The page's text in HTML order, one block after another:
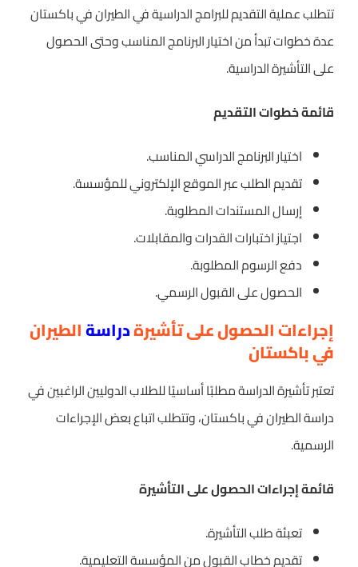
تتطلب عملية التقديم للبرامج الدراسية في الطيران في باكستان
عدة خطوات تبدأ من اختيار البرنامج المناسب وحتى الحصول
على التأشيرة الدراسية.
قائمة خطوات التقديم
اختيار البرنامج الدراسي المناسب.
تقديم الطلب عبر الموقع الإلكتروني للمؤسسة.
إرسال المستندات المطلوبة.
اجتياز اختبارات القدرات والمقابلات.
دفع الرسوم المطلوبة.
الحصول على القبول الرسمي.
إجراءات الحصول على تأشيرةدراسةالطيران
في باكستان
تعتبر تأشيرة الدراسة مطلبًا أساسيًا للطلاب الدوليين الراغبين في
دراسة الطيران في باكستان، وتتطلب اتباع بعض الإجراءات
الرسمية.
قائمة إجراءات الحصول على التأشيرة
تعبئة طلب التأشيرة.
تقديم خطاب القبول من المؤسسة التعليمية.